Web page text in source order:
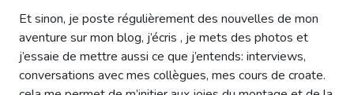
Et sinon, je poste régulièrement des nouvelles de mon
aventure sur mon blog, j’écris , je mets des photos et
j’essaie de mettre aussi ce que j’entends: interviews,
conversations avec mes collègues, mes cours de croate.